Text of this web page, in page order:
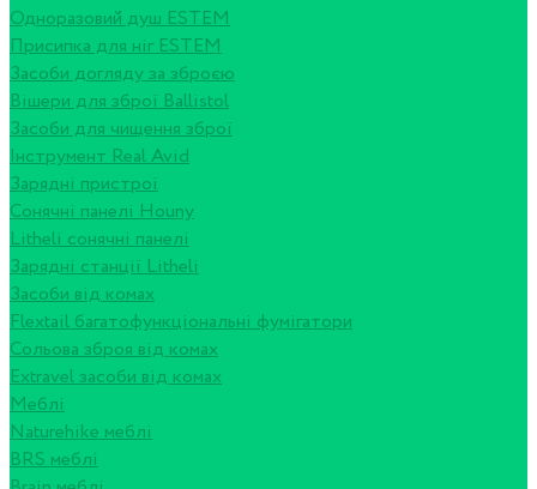
Одноразовий душ ESTEM
Присипка для ніг ESTEM
Засоби догляду за зброєю
Вішери для зброї Ballistol
Засоби для чищення зброї
Інструмент Real Avid
Зарядні пристрої
Сонячні панелі Houny
Litheli сонячні панелі
Зарядні станції Litheli
Засоби від комах
Flextail багатофункціональні фумігатори
Сольова зброя від комах
Extravel засоби від комах
Меблі
Naturehike меблі
BRS меблі